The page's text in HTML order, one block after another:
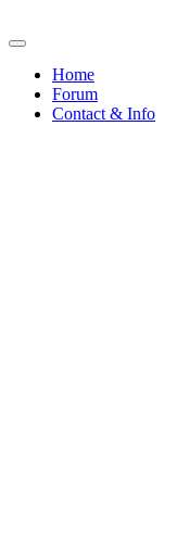
Home
Forum
Contact & Info